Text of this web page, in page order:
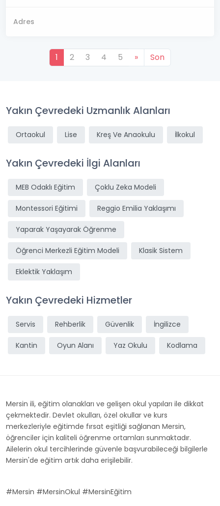
Adres
1 2 3 4 5 » Son
Yakın Çevredeki Uzmanlık Alanları
Ortaokul Lise Kreş Ve Anaokulu İlkokul
Yakın Çevredeki İlgi Alanları
MEB Odaklı Eğitim Çoklu Zeka Modeli
Montessori Eğitimi Reggio Emilia Yaklaşımı
Yaparak Yaşayarak Öğrenme
Öğrenci Merkezli Eğitim Modeli Klasik Sistem
Eklektik Yaklaşım
Yakın Çevredeki Hizmetler
Servis Rehberlik Güvenlik İngilizce
Kantin Oyun Alanı Yaz Okulu Kodlama
Mersin ili, eğitim olanakları ve gelişen okul yapıları ile dikkat
çekmektedir. Devlet okulları, özel okullar ve kurs
merkezleriyle eğitimde fırsat eşitliği sağlanan Mersin,
öğrenciler için kaliteli öğrenme ortamları sunmaktadır.
Ailelerin okul tercihlerinde güvenle başvurabileceği bilgilerle
Mersin'de eğitim artık daha erişilebilir.
#Mersin #MersinOkul #MersinEğitim